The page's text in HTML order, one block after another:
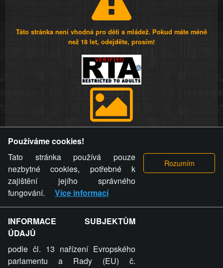
Táto stránka není vhodná pro děti a mládež. Pokud máte méně
než 18 let, odejděte, prosím!
videa a komentáře. Osoba, které se toto opatření provozovatele
stránky týče, ani osoba, která umístila fotografii nebo video na
stránku, nemůže z důvodu odstranění fotografie, videa nebo
komentáře pro výše uvedenou okolnost uplatnit vůči
provozovateli stránky žádný nárok na náhradu škody nebo
nemajetkové újmy.
ZVRÁCENÝ.CZ - Svět není zvrácenej. To jen
ty lidi...
Používáme cookies!
Tato stránka používá pouze
nezbytné cookies, potřebné k
zajištění jejího správného
fungování.
Více informací
INFORMACE SUBJEKTŮM
ÚDAJŮ
podle čl. 13 nařízení Evropského
parlamentu a Rady (EU) č.